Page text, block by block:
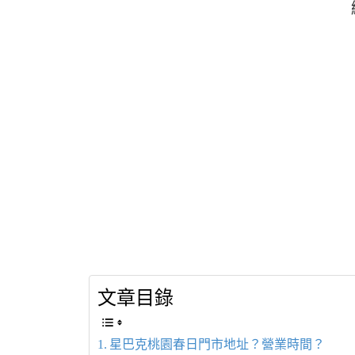
文章目錄
星巴克桃園春日門市地址？營業時間？